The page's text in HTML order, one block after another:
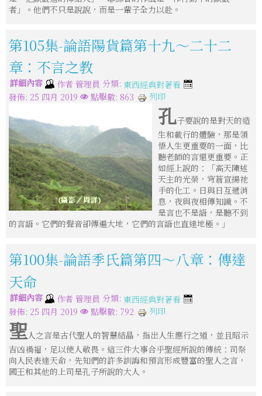
者」。他們不只是說說，而是一輩子全力以赴。
第105集-論語陽貨篇第十九～二十二
章：不言之教
詳細內容 作者 管理員 分類: 東西經典對著看
發佈: 25 四月 2019
點擊數: 863 列印
孔子要說的是對天的造
生和載行的體驗，那是領
悟人生更重要的一面，比
聽老師的言還更重要。正
如經上說的：「高天陳述
天主的光榮，穹蒼宣揚祂
手的化工。日與日互遞消
息，夜與夜相傳知識。不
是言也不是語，是聽不到
的言語。它們的聲音卻傳遍大地，它們的言語也直達地極。」
第100集-論語季氏篇第四～八章：傳達
天命
詳細內容 作者 管理員 分類: 東西經典對著看
發佈: 25 四月 2019
點擊數: 792 列印
聖人之言是古代聖人的智慧結晶，指出人生應行之道，並且昭示
吉凶禍福，足以使人敬畏。這三件大事合乎聖經所說的傳統：司祭
向人民表達天命，先知們的許多訓誨和預言形成豐富的聖人之言，
國王和其他的上司是孔子所說的大人。